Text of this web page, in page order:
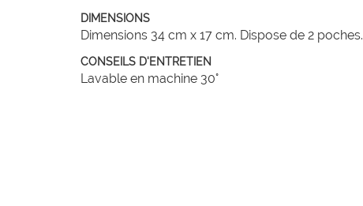
DIMENSIONS
Dimensions 34 cm x 17 cm. Dispose de 2 poches.
CONSEILS D'ENTRETIEN
Lavable en machine 30°